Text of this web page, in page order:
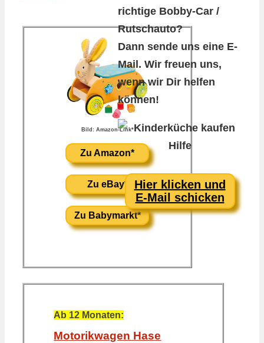
Bild: Amazon-Link*
Zu Amazon*
Zu eBay*
Zu Babymarkt*
Ab 12 Monaten:
Motorikwagen Hase
richtige Bobby-Car /
Rutschauto?
Dann sende uns eine E-
Mail. Wir freuen uns,
wenn wir Dir helfen
können!
Hier klicken und
E-Mail schicken